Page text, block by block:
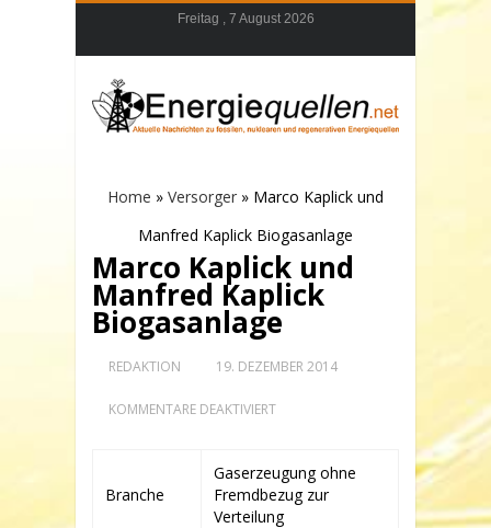
Freitag , 7 August 2026
Home » Versorger » Marco Kaplick und
Manfred Kaplick Biogasanlage
Marco Kaplick und
Manfred Kaplick
Biogasanlage
REDAKTION 19. DEZEMBER 2014
KOMMENTARE DEAKTIVIERTFÜR
MANFRED
KAPLICK
BIOGASANLAGE
Branche
Gaserzeugung ohne
Fremdbezug zur
Verteilung